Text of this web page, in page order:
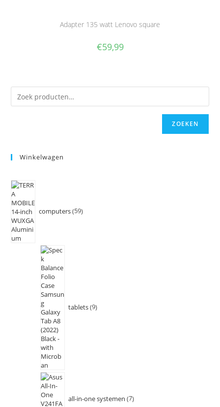
Adapter 135 watt Lenovo square
€59,99
ZOEKEN
Winkelwagen
computers 59
tablets 9
all-in-one systemen 7